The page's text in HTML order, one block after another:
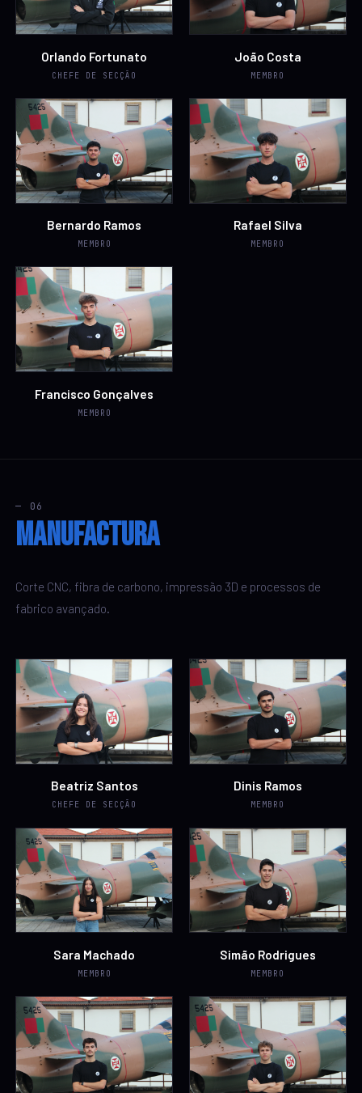
Orlando Fortunato
CHEFE DE SECÇÃO
João Costa
MEMBRO
Bernardo Ramos
MEMBRO
Rafael Silva
MEMBRO
Francisco Gonçalves
MEMBRO
— 06
Manufactura
Corte CNC, fibra de carbono, impressão 3D e processos de
fabrico avançado.
Beatriz Santos
CHEFE DE SECÇÃO
Dinis Ramos
MEMBRO
Sara Machado
MEMBRO
Simão Rodrigues
MEMBRO